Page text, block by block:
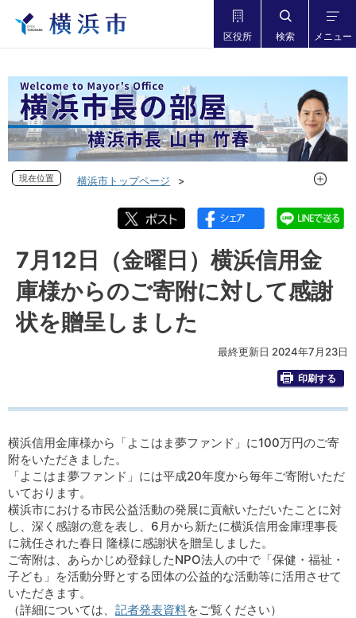
区役所 検索 メニュー
現在位置
横浜市トップページ
フォトダイアリー 2024年度
フォトダイアリー 2024年7月
7月12日（金曜日）横浜信用金庫様からのご寄附に対して感謝
状を贈呈しました
現在位
7月12日（金曜日）横浜信用金
庫様からのご寄附に対して感謝
状を贈呈しました
最終更新日 2024年7月23日
印刷する
横浜信用金庫様から「よこはま夢ファンド」に100万円のご寄
附をいただきました。
「よこはま夢ファンド」には平成20年度から毎年ご寄附いただ
いております。
横浜市における市民公益活動の発展に貢献いただいたことに対
し、深く感謝の意を表し、6月から新たに横浜信用金庫理事長
に就任された春日 隆様に感謝状を贈呈しました。
ご寄附は、あらかじめ登録したNPO法人の中で「保健・福祉・
子ども」を活動分野とする団体の公益的な活動等に活用させて
いただきます。
（詳細については、 記者発表資料をご覧ください）